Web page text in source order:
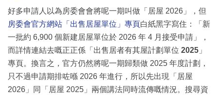
好多申請人以為房委會會將呢一期叫做「居屋 2026」，但
房委會官方網站「出售居屋單位」專頁白紙黑字寫住：「新
一批約 6,900 個新建居屋單位於 2026 年 4 月接受申請」，
而詳情連結去嘅正正係「出售居者有其屋計劃單位 2025 」
專頁。換言之，官方仍然將呢一期歸類做 2025 年度計劃，
只不過申請期排咗喺 2026 年進行，所以先出現「居屋
2026」同「居屋 2025」兩個講法同時流傳嘅情況。搜尋資